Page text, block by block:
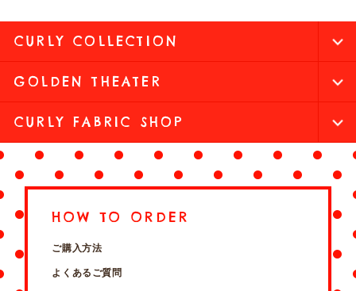
CURLY COLLECTION
GOLDEN THEATER
CURLY FABRIC SHOP
HOW TO ORDER
ご購入方法
よくあるご質問